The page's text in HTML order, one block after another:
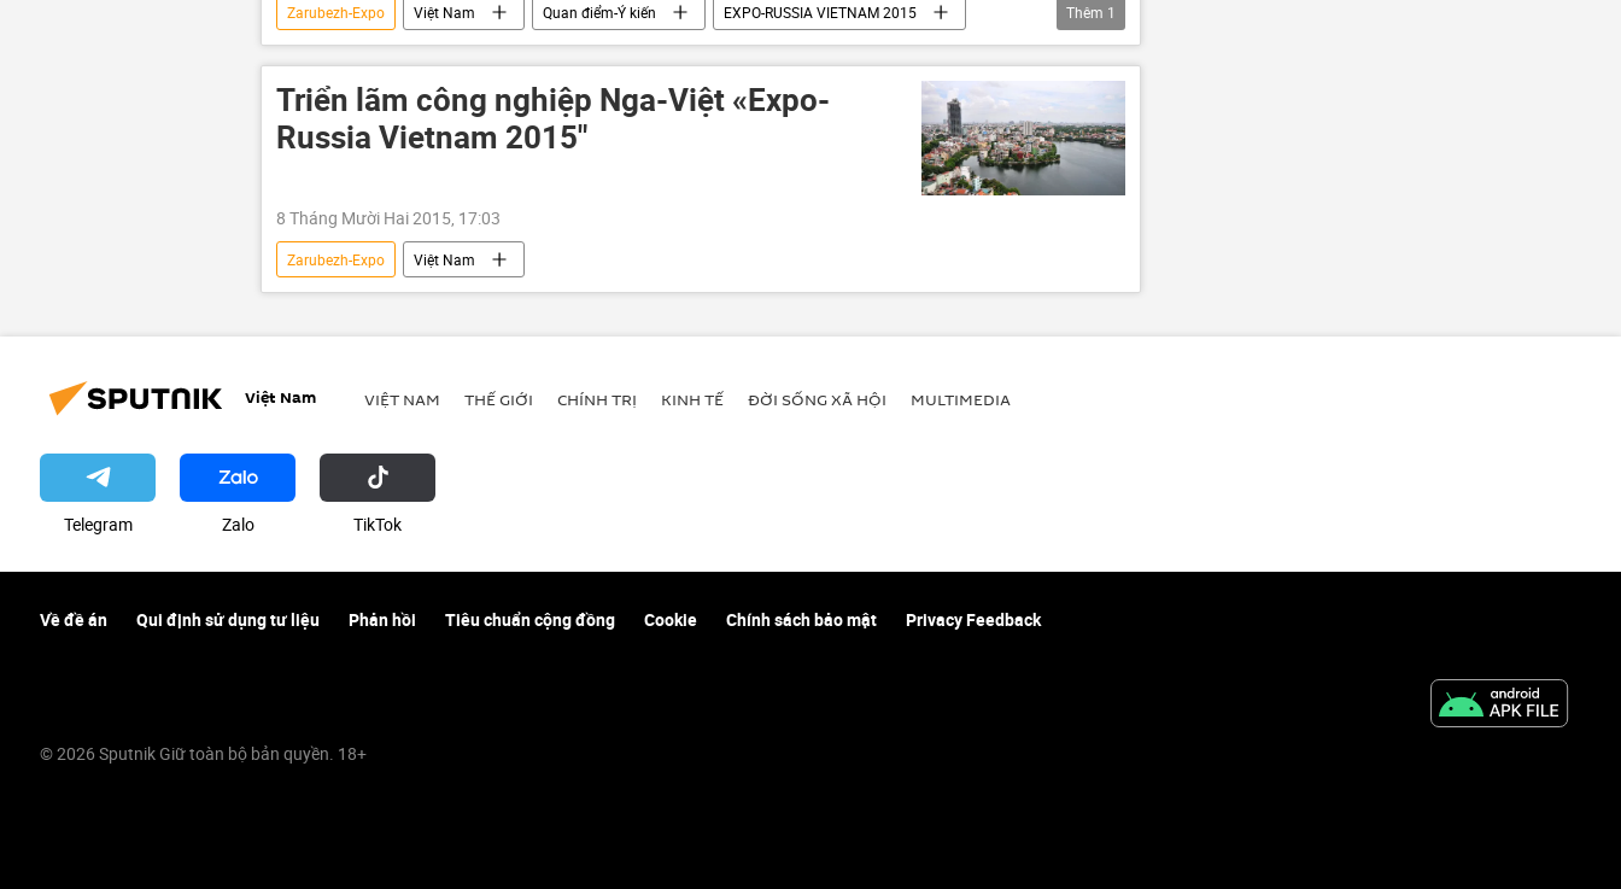
Zarubezh-Expo Việt Nam Quan điểm-Ý kiến
EXPO-RUSSIA VIETNAM 2015
Công nghiệp
Thêm 1
Triển lãm công nghiệp Nga-Việt «Expo-
Russia Vietnam 2015"
8 Tháng Mười Hai 2015, 17:03
Zarubezh-Expo Việt Nam
Việt Nam VIỆT NAM THẾ GIỚI CHÍNH TRỊ KINH TẾ ĐỜI SỐNG XÃ HỘI MULTIMEDIA
Telegram Zalo ТikТоk
Về đề án Qui định sử dụng tư liệu Phản hồi Tiêu chuẩn cộng đồng Cookie Chính sách bảo mật Privacy Feedback
© 2026 Sputnik Giữ toàn bộ bản quyền. 18+